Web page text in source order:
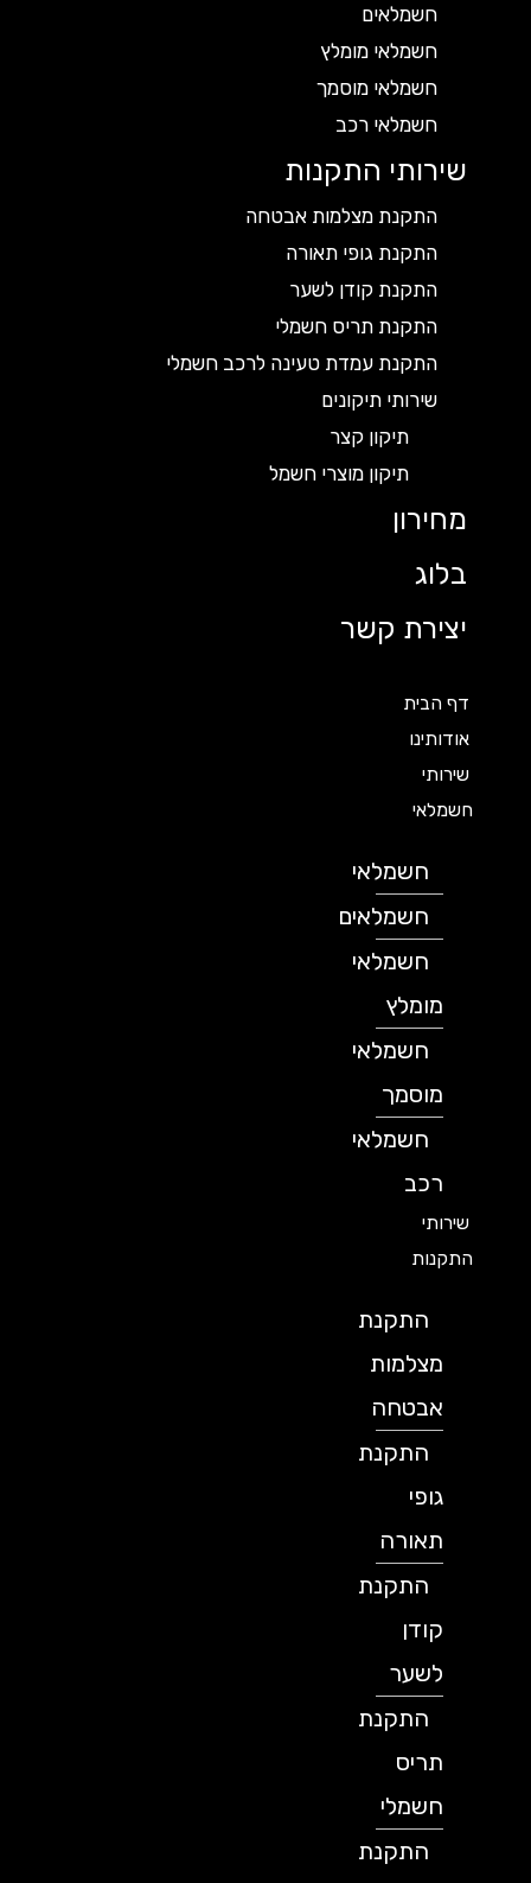
חשמלאים
חשמלאי מומלץ
חשמלאי מוסמך
חשמלאי רכב
שירותי התקנות
התקנת מצלמות אבטחה
התקנת גופי תאורה
התקנת קודן לשער
התקנת תריס חשמלי
התקנת עמדת טעינה לרכב חשמלי
שירותי תיקונים
תיקון קצר
תיקון מוצרי חשמל
מחירון
בלוג
יצירת קשר
דף הבית
אודותינו
שירותי
חשמלאי
חשמלאי
חשמלאים
חשמלאי
מומלץ
חשמלאי
מוסמך
חשמלאי
שירותי
התקנות
התקנת
מצלמות
אבטחה
התקנת
תאורה
התקנת
לשער
התקנת
תריס
חשמלי
התקנת